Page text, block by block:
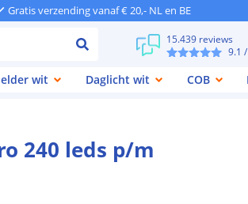
Gratis verzending vanaf € 20,- NL en BE
15.439 reviews
9.1
wit Daglicht wit COB
240 leds p/m